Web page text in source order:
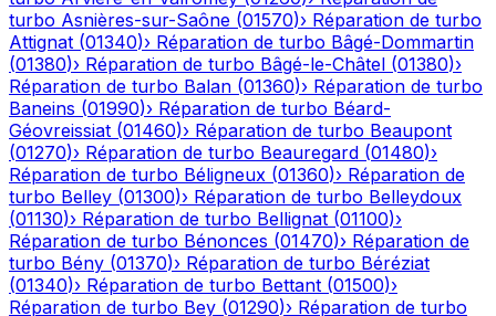
turbo Asnières-sur-Saône (01570)› Réparation de turbo
Attignat (01340)› Réparation de turbo Bâgé-Dommartin
(01380)› Réparation de turbo Bâgé-le-Châtel (01380)›
Réparation de turbo Balan (01360)› Réparation de turbo
Baneins (01990)› Réparation de turbo Béard-
Géovreissiat (01460)› Réparation de turbo Beaupont
(01270)› Réparation de turbo Beauregard (01480)›
Réparation de turbo Béligneux (01360)› Réparation de
turbo Belley (01300)› Réparation de turbo Belleydoux
(01130)› Réparation de turbo Bellignat (01100)›
Réparation de turbo Bénonces (01470)› Réparation de
turbo Bény (01370)› Réparation de turbo Béréziat
(01340)› Réparation de turbo Bettant (01500)›
Réparation de turbo Bey (01290)› Réparation de turbo